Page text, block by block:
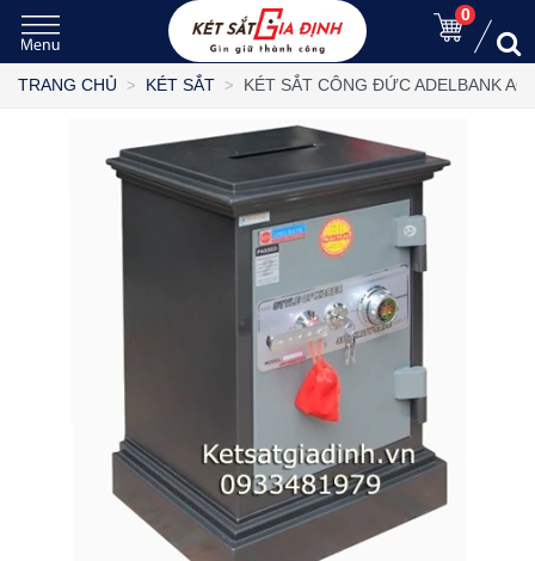
0
TRANG CHỦ KÉT SẮT KÉT SẮT CÔNG ĐỨC ADELBANK